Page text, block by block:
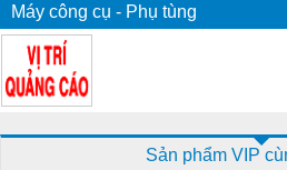
Máy công cụ - Phụ tùng
Sản phẩm VIP